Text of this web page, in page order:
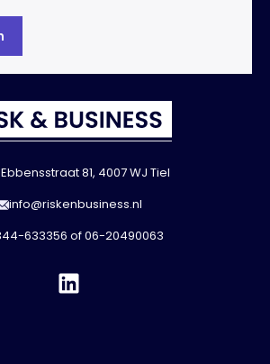
Ebbensstraat 81, 4007 WJ Tiel
info@riskenbusiness.nl
633356 of06-20490063